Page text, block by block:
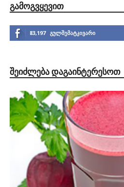
ᲒᲐᲛᲝᲒᲕᲧᲔᲕᲘᲗ
83,197 გულშემატკივარი
ᲨᲔᲘᲫᲚᲔᲑᲐ ᲓᲐᲒᲐᲘᲜᲢᲔᲠᲔᲡᲝᲗ